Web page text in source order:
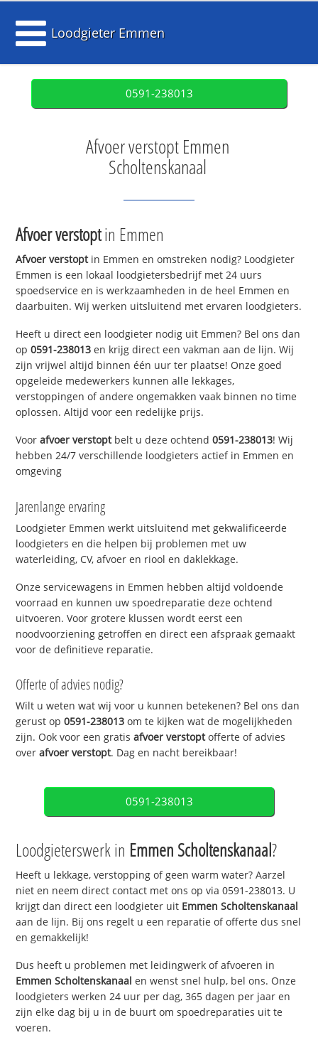
Loodgieter Emmen
0591-238013
Afvoer verstopt Emmen
Scholtenskanaal
Afvoer verstoptin Emmen
Afvoer verstoptin Emmen en omstreken nodig? Loodgieter
Emmen is een lokaal loodgietersbedrijf met 24 uurs
spoedservice en is werkzaamheden in de heel Emmen en
daarbuiten. Wij werken uitsluitend met ervaren loodgieters.
Heeft u direct een loodgieter nodig uit Emmen? Bel ons dan
op0591-238013 en krijg direct een vakman aan de lijn. Wij
zijn vrijwel altijd binnen één uur ter plaatse! Onze goed
opgeleide medewerkers kunnen alle lekkages,
verstoppingen of andere ongemakken vaak binnen no time
oplossen. Altijd voor een redelijke prijs.
Voorafvoer verstoptbelt u deze ochtend0591-238013! Wij
hebben 24/7 verschillende loodgieters actief in Emmen en
omgeving
Jarenlange ervaring
Loodgieter Emmen werkt uitsluitend met gekwalificeerde
loodgieters en die helpen bij problemen met uw
waterleiding, CV, afvoer en riool en daklekkage.
Onze servicewagens in Emmen hebben altijd voldoende
voorraad en kunnen uw spoedreparatie deze ochtend
uitvoeren. Voor grotere klussen wordt eerst een
noodvoorziening getroffen en direct een afspraak gemaakt
voor de definitieve reparatie.
Offerte of advies nodig?
Wilt u weten wat wij voor u kunnen betekenen? Bel ons dan
gerust op0591-238013 om te kijken wat de mogelijkheden
zijn. Ook voor een gratisafvoer verstoptofferte of advies
overafvoer verstopt. Dag en nacht bereikbaar!
0591-238013
Loodgieterswerk in Emmen Scholtenskanaal?
Heeft u lekkage, verstopping of geen warm water? Aarzel
niet en neem direct contact met ons op via 0591-238013. U
krijgt dan direct een loodgieter uit Emmen Scholtenskanaal
aan de lijn. Bij ons regelt u een reparatie of offerte dus snel
en gemakkelijk!
Dus heeft u problemen met leidingwerk of afvoeren in
Emmen Scholtenskanaal en wenst snel hulp, bel ons. Onze
loodgieters werken 24 uur per dag, 365 dagen per jaar en
zijn elke dag bij u in de buurt om spoedreparaties uit te
voeren.